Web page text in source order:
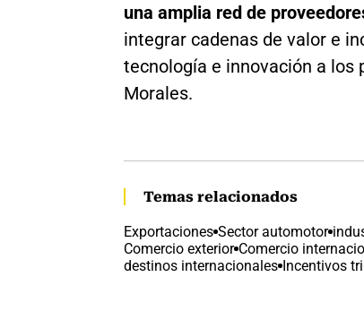
una amplia red de
integrar cadenas de valor e
tecnología e innovación a los
Morales.
Temas relacionados
Exportaciones Sector automotor
Comercio exterior Comercio
destinos internacionales Incentivos